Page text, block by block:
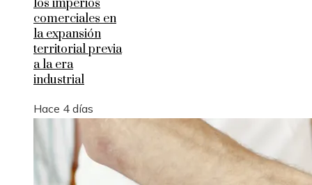
los imperios
comerciales en
la expansión
territorial previa
a la era
industrial
Hace 4 días